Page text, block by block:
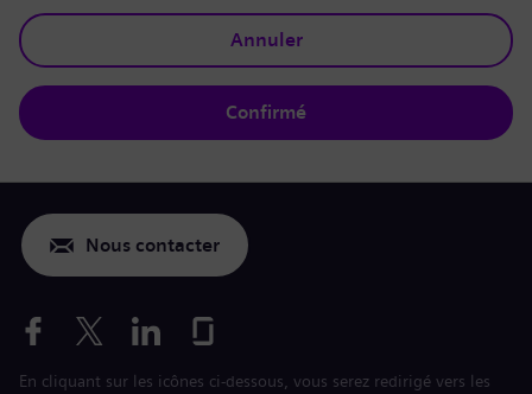
Annuler
Confirmé
Nous contacter
En cliquant sur les icônes ci-dessous, vous serez redirigé vers les